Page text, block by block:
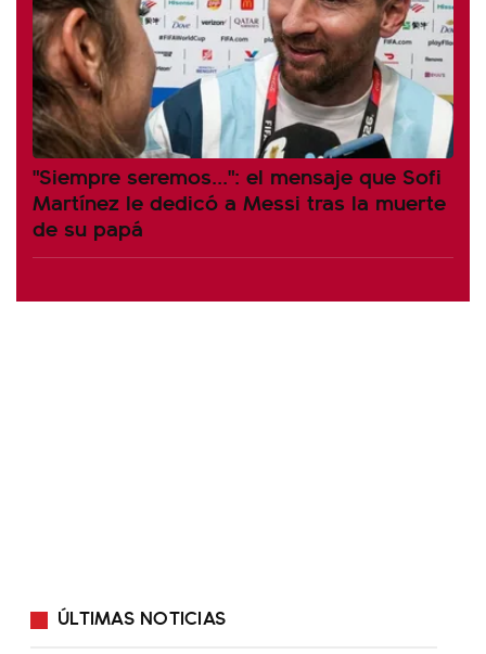
"Siempre seremos...": el mensaje que Sofi
Martínez le dedicó a Messi tras la muerte
de su papá
ÚLTIMAS NOTICIAS